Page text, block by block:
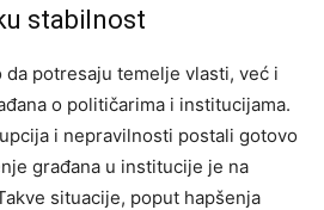
stabilnost
da potresaju temelje vlasti, već i
o političarima i institucijama.
i nepravilnosti postali gotovo
građana u institucije je na
situacije, poput hapšenja